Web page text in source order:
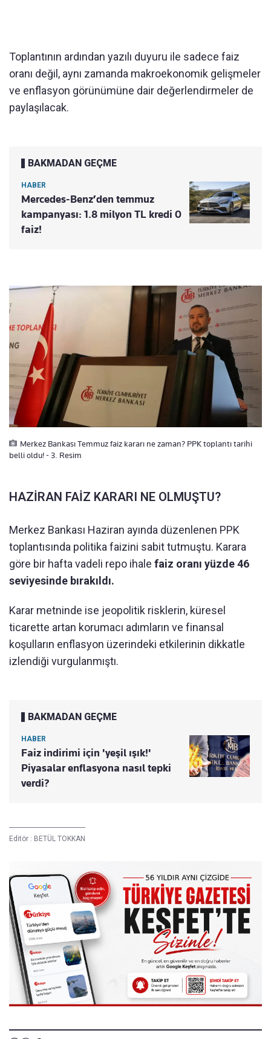
Toplantının ardından yazılı duyuru ile sadece faiz
oranı değil, aynı zamanda makroekonomik gelişmeler
ve enflasyon görünümüne dair değerlendirmeler de
paylaşılacak.
BAKMADAN GEÇME
HABER
Mercedes-Benz’den temmuz
kampanyası: 1.8 milyon TL kredi 0
faiz!
Merkez Bankası Temmuz faiz kararı ne zaman? PPK toplantı tarihi
belli oldu! - 3. Resim
HAZİRAN FAİZ KARARI NE OLMUŞTU?
Merkez Bankası Haziran ayında düzenlenen PPK
toplantısında politika faizini sabit tutmuştu. Karara
göre bir hafta vadeli repo ihale faiz oranı yüzde 46
seviyesinde bırakıldı.
Karar metninde ise jeopolitik risklerin, küresel
ticarette artan korumacı adımların ve finansal
koşulların enflasyon üzerindeki etkilerinin dikkatle
izlendiği vurgulanmıştı.
BAKMADAN GEÇME
HABER
Faiz indirimi için 'yeşil ışık!'
Piyasalar enflasyona nasıl tepki
verdi?
Editör : BETÜL TOKKAN